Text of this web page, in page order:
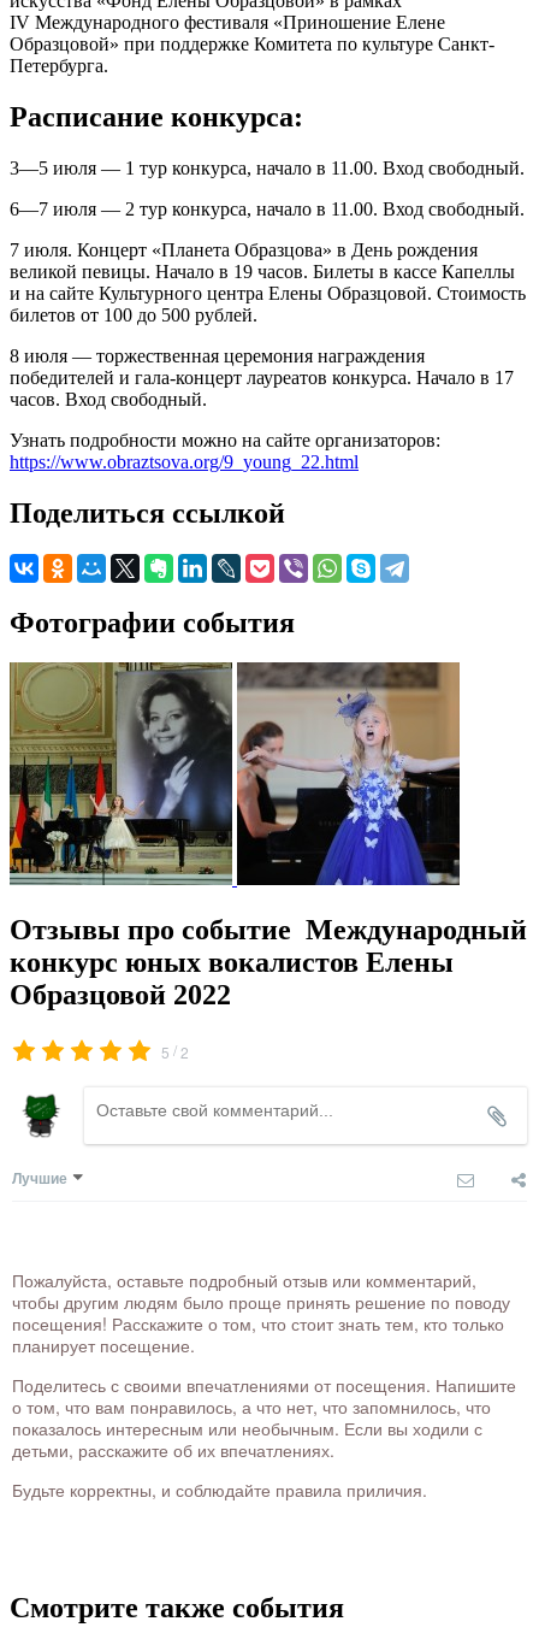
IV Международного фестиваля «Приношение Елене
Образцовой» при поддержке Комитета по культуре Санкт-
Петербурга.
Расписание конкурса:
3—5 июля — 1 тур конкурса, начало в 11.00. Вход свободный.
6—7 июля — 2 тур конкурса, начало в 11.00. Вход свободный.
7 июля. Концерт «Планета Образцова» в День рождения
великой певицы. Начало в 19 часов. Билеты в кассе Капеллы
и на сайте Культурного центра Елены Образцовой. Стоимость
билетов от 100 до 500 рублей.
8 июля — торжественная церемония награждения
победителей и гала-концерт лауреатов конкурса. Начало в 17
часов. Вход свободный.
Узнать подробности можно на сайте организаторов:
https://www.obraztsova.org/9_young_22.html
Поделиться ссылкой
Фотографии события
Отзывы про событие Международный
конкурс юных вокалистов Елены
Образцовой 2022
5 /2
Лучшие
Пожалуйста, оставьте подробный отзыв или комментарий,
чтобы другим людям было проще принять решение по поводу
посещения! Расскажите о том, что стоит знать тем, кто только
планирует посещение.
Поделитесь с своими впечатлениями от посещения. Напишите
о том, что вам понравилось, а что нет, что запомнилось, что
показалось интересным или необычным. Если вы ходили с
детьми, расскажите об их впечатлениях.
Будьте корректны, и соблюдайте правила приличия.
Смотрите также события